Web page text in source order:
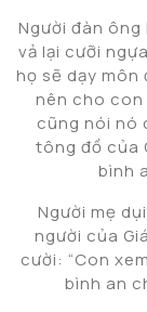
Người đàn
vả lại cưỡi
họ sẽ dạy
nên cho con
cũng nói nó
tông đồ của
bình
Người mẹ
người của
cười: “Con
bình an